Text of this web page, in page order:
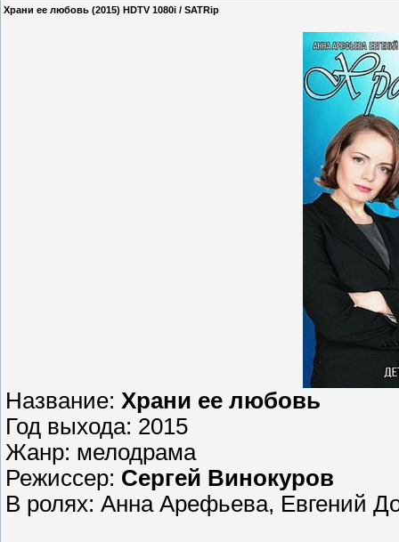
Храни ее любовь (2015) HDTV 1080i / SATRip
Название: Храни ее любовь
Год выхода: 2015
Жанр: мелодрама
Режиссер: Сергей Винокуров
В ролях: Анна Арефьева, Евгений